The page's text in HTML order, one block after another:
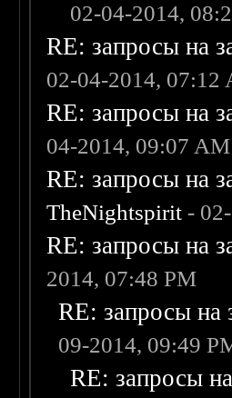
02-04-2014,
RE: запросы на
02-04-2014, 07:12
RE: запросы на
04-2014, 09:07 AM
RE: запросы на
TheNightspirit -
RE: запросы на
2014, 07:48 PM
RE: запросы на
09-2014, 09:49
RE: запросы